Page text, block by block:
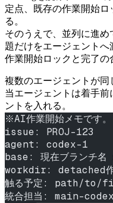
定点、既存の作業開始
る。
そのうえで、並列に進
題だけをエージェントへ
作業開始ロックと完了の
複数のエージェントが同
当エージェントは着手前
ントを入れる。
※AI作業開始メモです。
issue: PROJ-123
agent: codex-1
base: 現在ブランチ名
workdir: detached作
触る予定: path/
統合担当: main-codex